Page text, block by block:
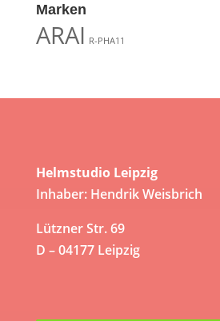
Marken
ARAI R-PHA11
Helmstudio Leipzig
Inhaber: Hendrik Weisbrich
Lützner Str. 69
D – 04177 Leipzig